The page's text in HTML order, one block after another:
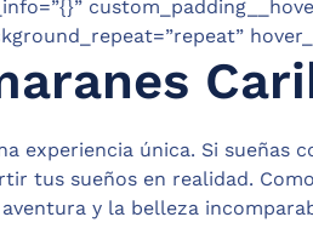
experiencia única. Si sueñas
tus sueños en realidad.
y la belleza